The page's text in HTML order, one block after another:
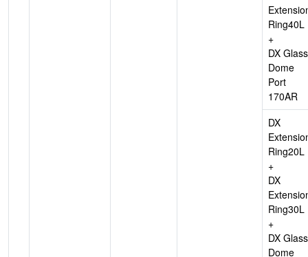
Ring40L
+
DX Glass
Dome
Port
170AR
DX
Ring20L
+
DX
Ring30L
+
DX Glass
Dome